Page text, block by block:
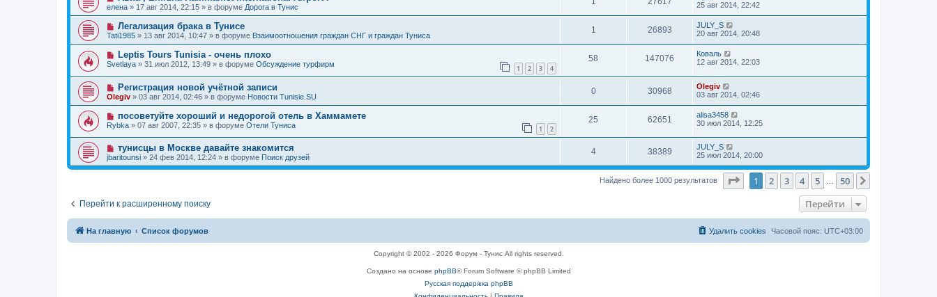
н
и
е
б
щ
е
н
и
е
с
о
о
б
щ
е
н
и
е
о
в
е
с
о
б
е
и
е
елена » 17 авг 2014, 22:15 » в форуме Дорога в Тунис
25 авг 2014, 22:42
Н
о
в
о
е
с
о
б
щ
е
н
и
Легализация брака в Тунисе
Tati1985 » 13 авг 2014, 10:47 » в форуме Взаимоотношения граждан СНГ и граждан Туниса
1 26893
JULY_S
20 авг 2014, 20:48
Н
о
в
о
е
с
б
щ
е
н
е
Leptis Tours Tunisia - очень плохо
Svetlaya » 31 июл 2012, 13:49 » в форуме Обсуждение турфирм 1 2 3 4
58 147076
Коваль
12 авг 2014, 22:03
Н
о
в
е
с
о
щ
е
Регистрация новой учётной записи
Olegiv » 03 авг 2014, 02:46 » в форуме Новости Tunisie.SU
0 30968
Olegiv
03 авг 2014, 02:46
Н
о
в
о
е
с
о
о
н
посоветуйте хороший и недорогой отель в Хаммамете
Rybka » 07 авг 2007, 22:35 » в форуме Отели Туниса 1 2
25 62651
alisa3458
30 июл 2014, 12:25
Н
о
о
о
е
тунисцы в Москве давайте знакомится
jbaritounsi » 24 фев 2014, 12:24 » в форуме Поиск друзей
4 38389
JULY_S
25 июл 2014, 20:00
Найдено более 1000 результатов Страница1 из 50
1 2 3 4 5 50
Перейти к расширенному поиску Перейти
На главную Список форумов Часовой пояс: UTC+03:00
Удалить cookies
Copyright © 2002 - 2026 Форум - Тунис All rights reserved.
Создано на основе phpBB® Forum Software © phpBB Limited
Русская поддержка phpBB